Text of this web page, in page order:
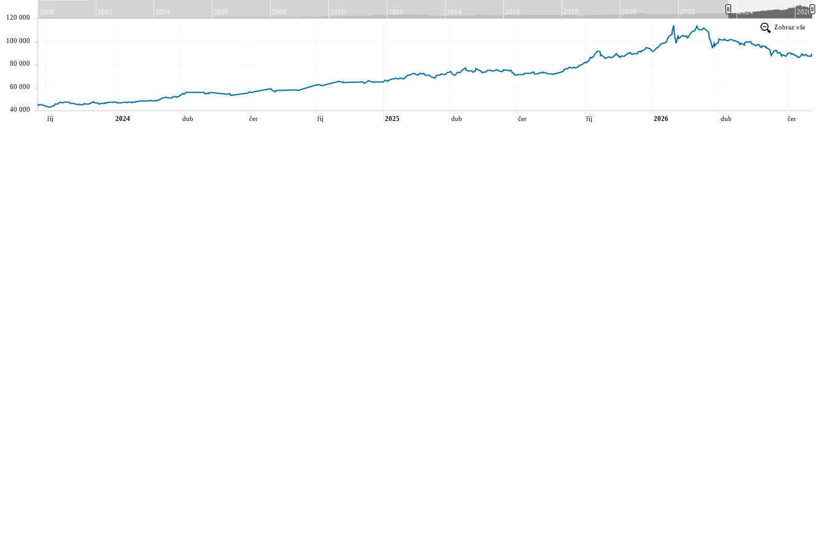
2000 2002 2004 2006 2008 2010 2012 2014 2016 2018 2020 2022 2024 2026
Zobraz vše
40 000
60 000
80 000
100 000
120 000
říj 2024 dub čer říj 2025 dub čer říj 2026 dub čer